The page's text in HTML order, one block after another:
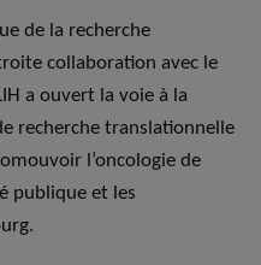
de la recherche
collaboration avec le
a ouvert la voie à la
recherche translationnelle
l’oncologie de
publique et les